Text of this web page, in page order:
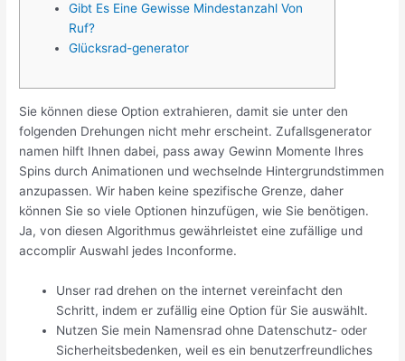
Gibt Es Eine Gewisse Mindestanzahl Von
Ruf?
Glücksrad-generator
Sie können diese Option extrahieren, damit sie unter den
folgenden Drehungen nicht mehr erscheint. Zufallsgenerator
namen hilft Ihnen dabei, pass away Gewinn Momente Ihres
Spins durch Animationen und wechselnde Hintergrundstimmen
anzupassen. Wir haben keine spezifische Grenze, daher
können Sie so viele Optionen hinzufügen, wie Sie benötigen.
Ja, von diesen Algorithmus gewährleistet eine zufällige und
accomplir Auswahl jedes Inconforme.
Unser rad drehen on the internet vereinfacht den
Schritt, indem er zufällig eine Option für Sie auswählt.
Nutzen Sie mein Namensrad ohne Datenschutz- oder
Sicherheitsbedenken, weil es ein benutzerfreundliches